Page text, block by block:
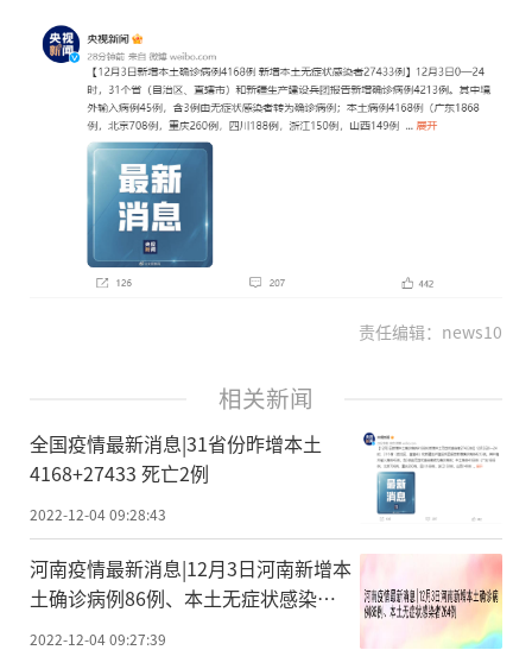
责任编辑：news10
相关新闻
全国疫情最新消息|31省份昨增本土
4168+27433 死亡2例
2022-12-04 09:28:43
河南疫情最新消息|12月3日河南新增本
土确诊病例86例、本土无症状感染者
264例
2022-12-04 09:27:39